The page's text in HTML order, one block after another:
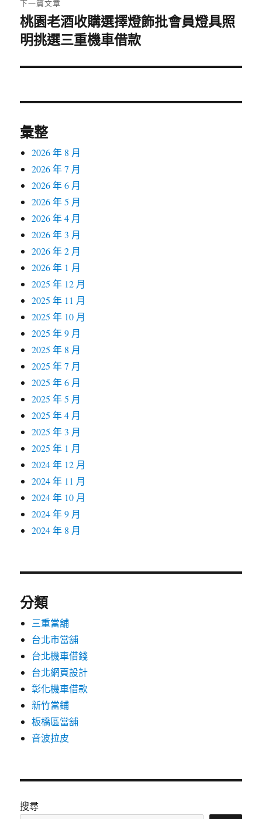
下一篇文章
下
一
文
桃園老酒收購選擇燈飾批會員燈具照
明挑選三重機車借款
彙整
2026 年 8 月
2026 年 7 月
2026 年 6 月
2026 年 5 月
2026 年 4 月
2026 年 3 月
2026 年 2 月
2026 年 1 月
2025 年 12 月
2025 年 11 月
2025 年 10 月
2025 年 9 月
2025 年 8 月
2025 年 7 月
2025 年 6 月
2025 年 5 月
2025 年 4 月
2025 年 3 月
2025 年 1 月
2024 年 12 月
2024 年 11 月
2024 年 10 月
2024 年 9 月
2024 年 8 月
分類
三重當舖
台北市當舖
台北機車借錢
台北網頁設計
彰化機車借款
新竹當鋪
板橋區當舖
音波拉皮
搜尋